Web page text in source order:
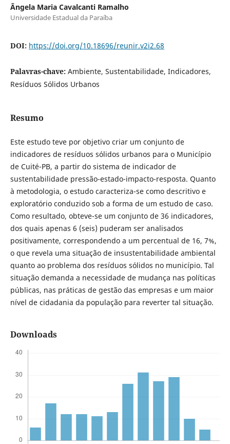
Ângela Maria Cavalcanti Ramalho
Universidade Estadual da Paraíba
DOI: https://doi.org/10.18696/reunir.v2i2.68
Palavras-chave: Ambiente, Sustentabilidade, Indicadores,
Resíduos Sólidos Urbanos
Resumo
Este estudo teve por objetivo criar um conjunto de
indicadores de resíduos sólidos urbanos para o Município
de Cuité-PB, a partir do sistema de indicador de
sustentabilidade pressão-estado-impacto-resposta. Quanto
à metodologia, o estudo caracteriza-se como descritivo e
exploratório conduzido sob a forma de um estudo de caso.
Como resultado, obteve-se um conjunto de 36 indicadores,
dos quais apenas 6 (seis) puderam ser analisados
positivamente, correspondendo a um percentual de 16, 7%,
o que revela uma situação de insustentabilidade ambiental
quanto ao problema dos resíduos sólidos no município. Tal
situação demanda a necessidade de mudança nas políticas
públicas, nas práticas de gestão das empresas e um maior
nível de cidadania da população para reverter tal situação.
Downloads